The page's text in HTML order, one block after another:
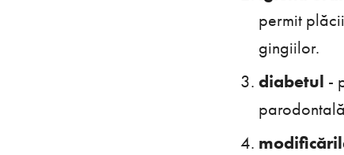
permit
gingiilor.
diabetul -